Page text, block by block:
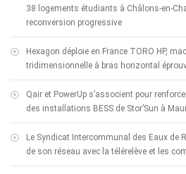
38 logements étudiants à Châlons-en-
reconversion progressive
Hexagon déploie en France TORO HP,
tridimensionnelle à bras horizontal
Qair et PowerUp s’associent pour
des installations BESS de Stor’Sun à
Le Syndicat Intercommunal des Eaux de
de son réseau avec la télérelève et les